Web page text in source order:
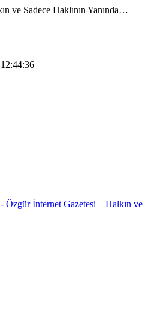
ve Sadece Haklının Yanında…
Özgür İnternet Gazetesi – Halkın ve